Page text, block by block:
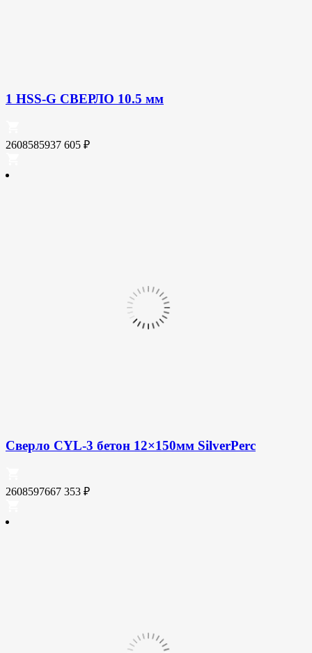
1 HSS-G СВЕРЛО 10.5 мм
2608585937 605 ₽
Сверло CYL-3 бетон 12×150мм SilverPerc
2608597667 353 ₽